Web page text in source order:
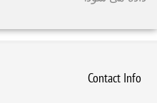
Contact Info